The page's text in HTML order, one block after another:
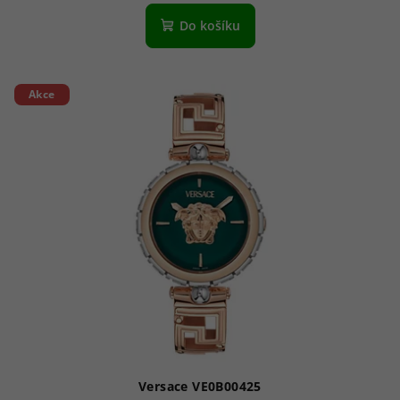
Do košíku
Akce
Versace VE0B00425